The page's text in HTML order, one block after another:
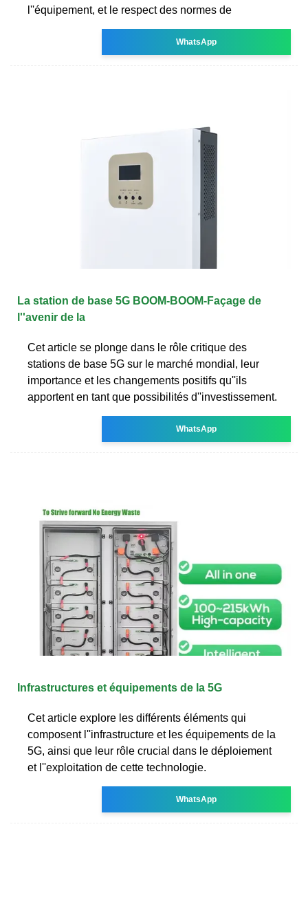
l''équipement, et le respect des normes de
WhatsApp
La station de base 5G BOOM-BOOM-Façage de
l''avenir de la
Cet article se plonge dans le rôle critique des
stations de base 5G sur le marché mondial, leur
importance et les changements positifs qu''ils
apportent en tant que possibilités d''investissement.
WhatsApp
Infrastructures et équipements de la 5G
Cet article explore les différents éléments qui
composent l''infrastructure et les équipements de la
5G, ainsi que leur rôle crucial dans le déploiement
et l''exploitation de cette technologie.
WhatsApp